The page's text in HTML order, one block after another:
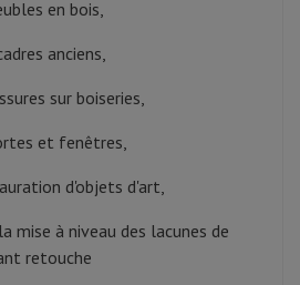
en bois,
anciens,
sur boiseries,
et fenêtres,
d'objets d'art,
mise à niveau des lacunes de
retouche